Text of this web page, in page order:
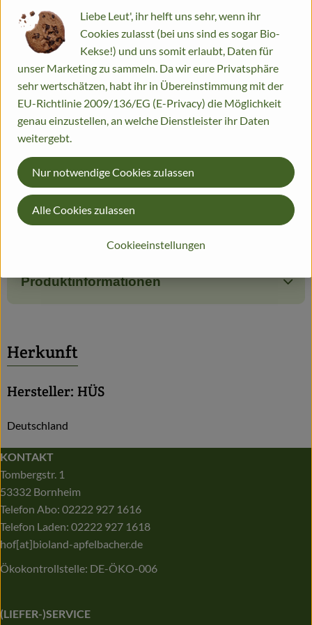
Info Herkunft
Info
Mangold gehört zur Familie der Rüben, doch werden von ihm
nicht die Knollen, sondern Blätter und Stängel zubereitet. Da
festsetzen, ist Mangold, nachdem die Blätter vom
Wurzelansatz geschnitten sind, mehrmals und gründlich zu
waschen. Danach werden die Blätter von den Stielen
geschnitten, da letztere eine um ca. 3 Minuten längere Garzeit
Produktinformationen
Herkunft
Hersteller: HÜS
Deutschland
KONTAKT
Tombergstr. 1
53332 Bornheim
Telefon Abo: 02222 927 1616
Telefon Laden: 02222 927 1618
hof[at]bioland-apfelbacher.de
Ökokontrollstelle: DE-ÖKO-006
(LIEFER-)SERVICE
Liebe Leut', ihr helft uns sehr, wenn ihr
Cookies zulasst (bei uns sind es sogar Bio-
Kekse!) und uns somit erlaubt, Daten für
unser Marketing zu sammeln. Da wir eure Privatsphäre
sehr wertschätzen, habt ihr in Übereinstimmung mit der
EU-Richtlinie 2009/136/EG (E-Privacy) die Möglichkeit
genau einzustellen, an welche Dienstleister ihr Daten
weitergebt.
Cookieeinstellungen
Nur notwendige Cookies zulassen
Alle Cookies zulassen